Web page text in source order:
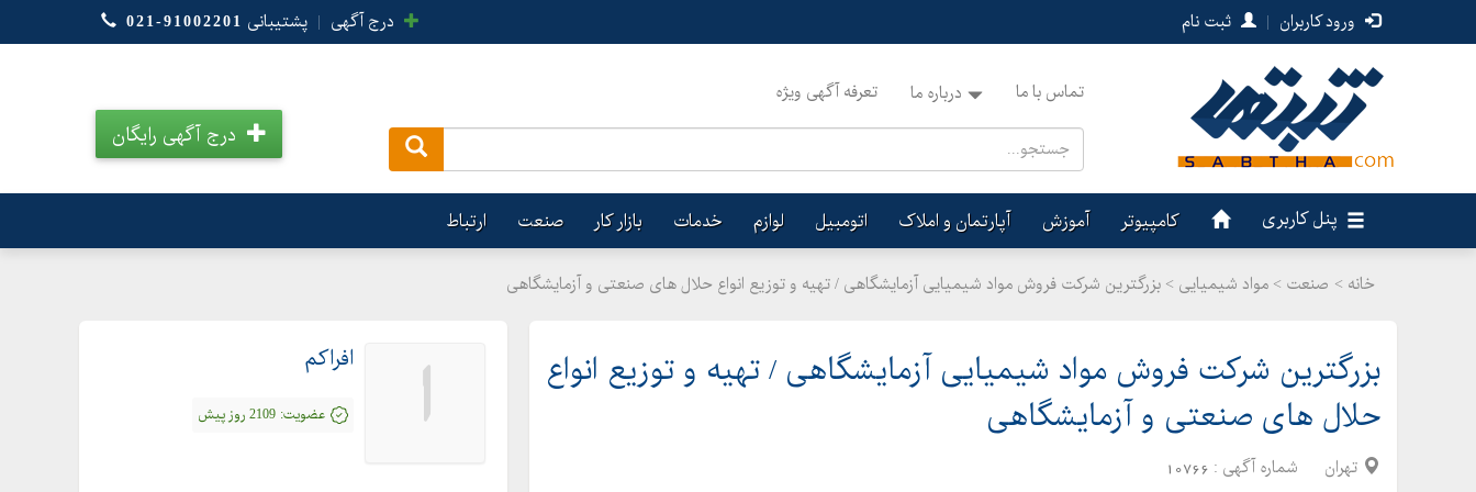
ورود کاربران | ثبت نام درج آگهی | پشتیبانی 021-91002201
تماس با ما درباره ما تعرفه آگهی ویژه
درج آگهی رایگان
پنل کاربری کامپیوتر آموزش آپارتمان و املاک اتومبیل لوازم خدمات بازار کار صنعت ارتباط
خانه > صنعت > مواد شیمیایی > بزرگترین شرکت فروش مواد شیمیایی آزمایشگاهی / تهیه و توزیع انواع حلال های صنعتی و آزمایشگاهی
بزرگترین شرکت فروش مواد شیمیایی آزمایشگاهی / تهیه و توزیع انواع
حلال های صنعتی و آزمایشگاهی
تهران شماره آگهی : 10766
ا افراکم
عضویت: 2109 روز پیش